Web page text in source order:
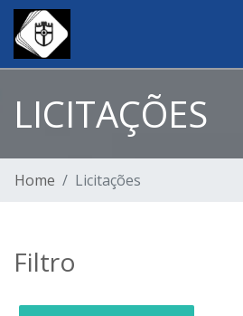
LICITAÇÕES
Home Licitações
Filtro